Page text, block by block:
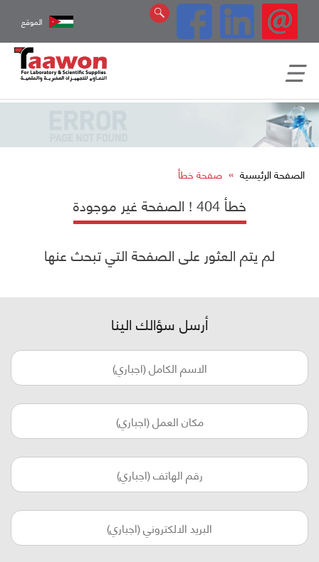
الموقع
الصفحة الرئيسية » صفحة خطأ
خطأ 404 ! الصفحة غير موجودة
لم يتم العثور على الصفحة التي تبحث عنها
أرسل سؤالك الينا